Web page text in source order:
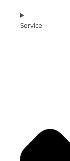
Service